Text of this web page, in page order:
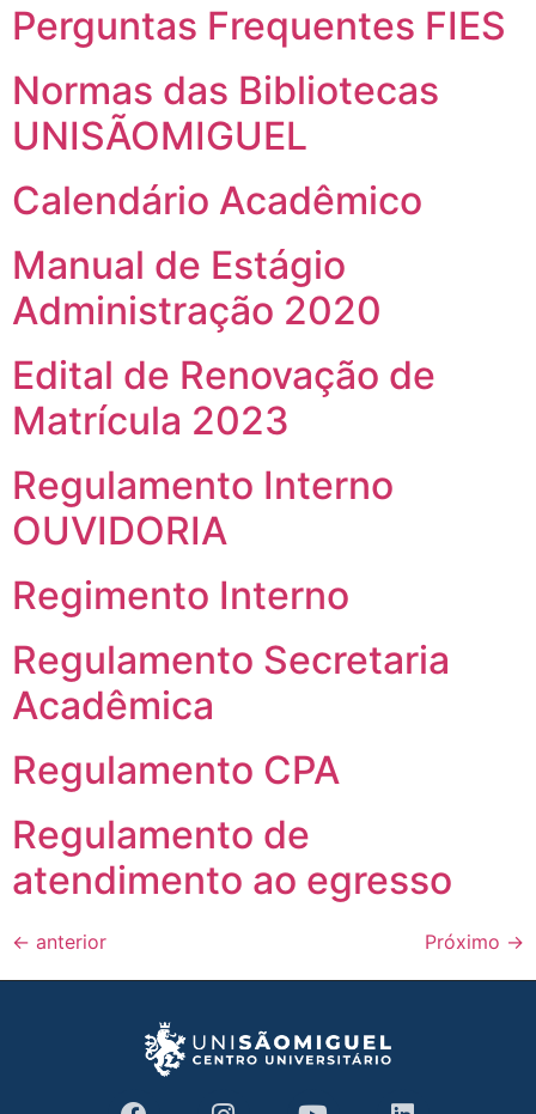
Perguntas Frequentes FIES
Normas das Bibliotecas
UNISÃOMIGUEL
Calendário Acadêmico
Manual de Estágio
Administração 2020
Edital de Renovação de
Matrícula 2023
Regulamento Interno
OUVIDORIA
Regimento Interno
Regulamento Secretaria
Acadêmica
Regulamento CPA
Regulamento de
atendimento ao egresso
← anterior Próximo →